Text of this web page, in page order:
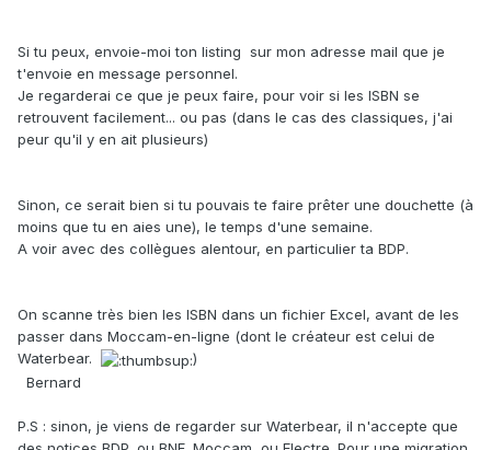
Si tu peux, envoie-moi ton listing sur mon adresse mail que je
t'envoie en message personnel.
Je regarderai ce que je peux faire, pour voir si les ISBN se
retrouvent facilement... ou pas (dans le cas des classiques, j'ai
peur qu'il y en ait plusieurs)
Sinon, ce serait bien si tu pouvais te faire prêter une douchette (à
moins que tu en aies une), le temps d'une semaine.
A voir avec des collègues alentour, en particulier ta BDP.
On scanne très bien les ISBN dans un fichier Excel, avant de les
passer dans Moccam-en-ligne (dont le créateur est celui de
Waterbear.
)
Bernard
P.S : sinon, je viens de regarder sur Waterbear, il n'accepte que